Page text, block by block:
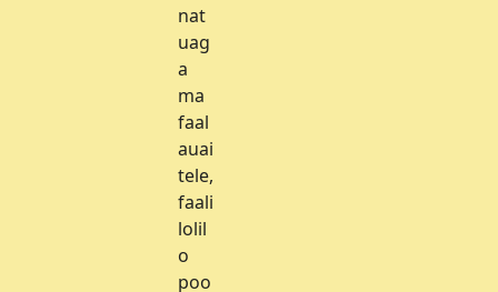
nat
uag
a
ma
faal
auai
tele,
faali
lolil
o
poo